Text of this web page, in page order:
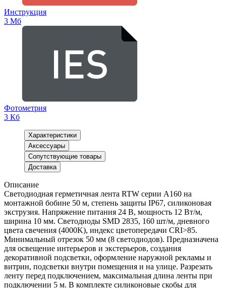
Инструкция
3 Мб
Фотометрия
3 Кб
Характеристики
Аксессуары
Сопутствующие товары
Доставка
Описание
Светодиодная герметичная лента RTW серии A160 на
монтажной бобине 50 м, степень защиты IP67, силиконовая
экструзия. Напряжение питания 24 В, мощность 12 Вт/м,
ширина 10 мм. Светодиоды SMD 2835, 160 шт/м, дневного
цвета свечения (4000K), индекс цветопередачи CRI>85.
Минимальный отрезок 50 мм (8 светодиодов). Предназначена
для освещение интерьеров и экстерьеров, создания
декоративной подсветки, оформление наружной рекламы и
витрин, подсветки внутри помещения и на улице. Разрезать
ленту перед подключением, максимальная длина ленты при
подключении 5 м. В комплекте силиконовые скобы для